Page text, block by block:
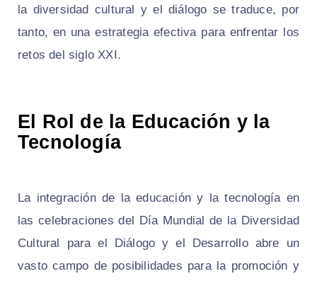
la diversidad cultural y el diálogo se traduce, por
tanto, en una estrategia efectiva para enfrentar los
retos del siglo XXI.
El Rol de la Educación y la
Tecnología
La integración de la educación y la tecnología en
las celebraciones del Día Mundial de la Diversidad
Cultural para el Diálogo y el Desarrollo abre un
vasto campo de posibilidades para la promoción y